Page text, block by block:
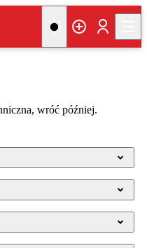
wróć później.